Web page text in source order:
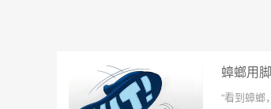
蟑螂用
“看到蟑螂